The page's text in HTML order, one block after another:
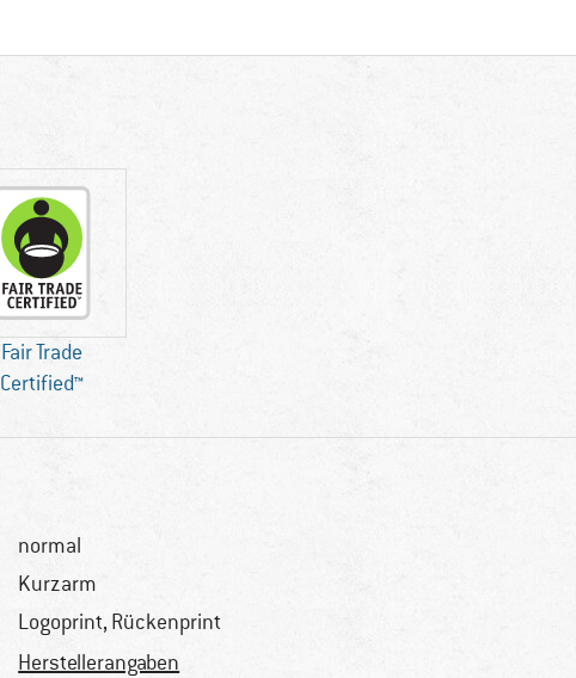
Fair Trade
Certified™
normal
Kurzarm
Logoprint, Rückenprint
Herstellerangaben